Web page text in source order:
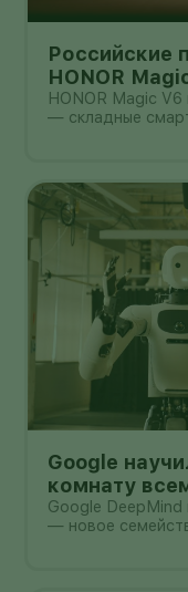
Российские
HONOR
дешевле
гарантия
HONOR Magic
— складные
Google
комнату
пакет он
Google
— новое